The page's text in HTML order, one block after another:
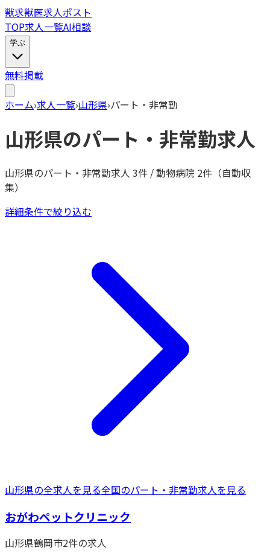
獣求獣医求人ポスト
TOP求人一覧AI相談
学ぶ
無料掲載
ホーム›求人一覧›山形県›パート・非常勤
山形県のパート・非常勤求人
山形県のパート・非常勤求人 3件 / 動物病院 2件（自動収
集）
詳細条件で絞り込む
山形県の全求人を見る全国のパート・非常勤求人を見る
おがわペットクリニック
山形県鶴岡市2件の求人